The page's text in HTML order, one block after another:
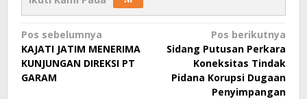
Navigasi
pos
Pos sebelumnya
KAJATI JATIM MENERIMA
KUNJUNGAN DIREKSI PT
GARAM
Pos berikutnya
Sidang Putusan Perkara
Koneksitas Tindak
Pidana Korupsi Dugaan
Penyimpangan